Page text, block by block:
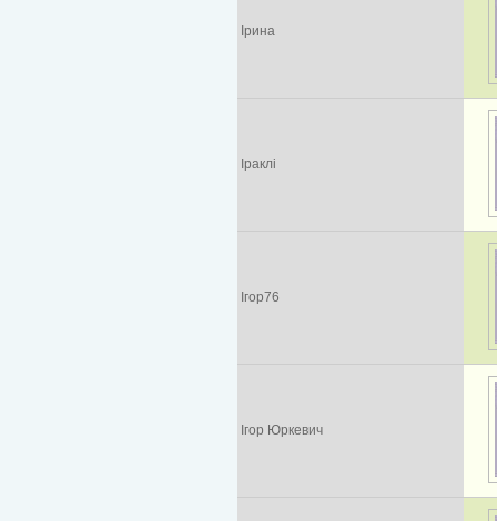
Ірина
Іраклі
Ігор76
Ігор Юркевич